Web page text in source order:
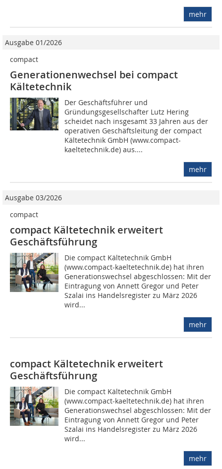
mehr
Ausgabe 01/2026
compact
Generationenwechsel bei compact
Kältetechnik
Der Geschäftsführer und
Gründungsgesellschafter Lutz Hering
scheidet nach insgesamt 33 Jahren aus der
operativen Geschäftsleitung der compact
Kältetechnik GmbH (www.compact-
kaeltetechnik.de) aus....
mehr
Ausgabe 03/2026
compact
compact Kältetechnik erweitert
Geschäftsführung
Die compact Kältetechnik GmbH
(www.compact-kaeltetechnik.de) hat ihren
Generationswechsel abgeschlossen: Mit der
Eintragung von Annett Gregor und Peter
Szalai ins Handelsregister zu März 2026
wird...
mehr
compact Kältetechnik erweitert
Geschäftsführung
Die compact Kältetechnik GmbH
(www.compact-kaeltetechnik.de) hat ihren
Generationswechsel abgeschlossen: Mit der
Eintragung von Annett Gregor und Peter
Szalai ins Handelsregister zu März 2026
wird...
mehr